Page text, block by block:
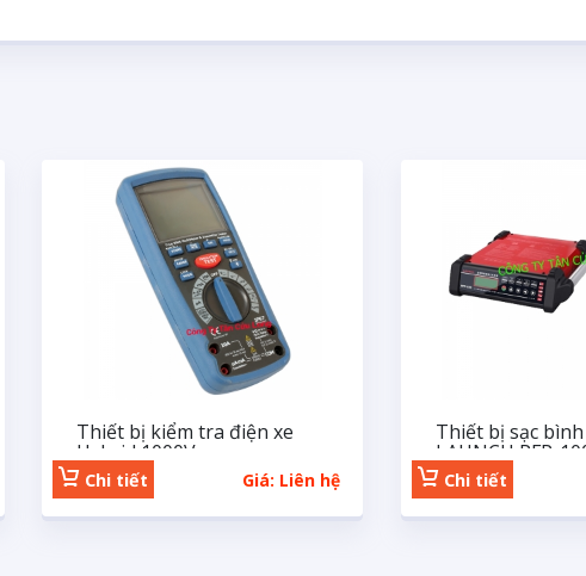
Thiết bị kiểm tra điện xe
Hybrid 1000V
Giá: Liên hệ
Chi tiết
Thiết bị sạc
LAUNCH PFP-
Chi tiết